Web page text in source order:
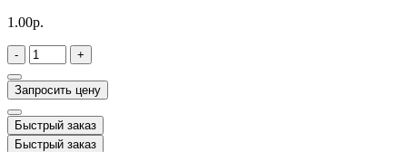
1.00р.
- +
Запросить цену
Быстрый заказ
Быстрый заказ